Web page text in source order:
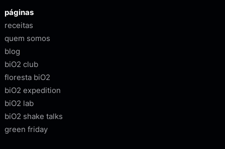
páginas
receitas
quem somos
blog
biO2 club
floresta biO2
biO2 expedition
biO2 lab
biO2 shake talks
green friday